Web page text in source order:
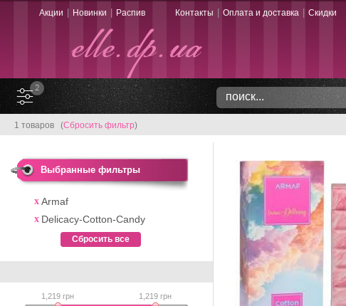
Акции Новинки Распив Контакты Оплата и доставка Скидки
2
1 товаров (Сбросить фильтр)
Выбранные фильтры
Armaf
Delicacy-Cotton-Candy
Сбросить все
1,219грн 1,219 грн